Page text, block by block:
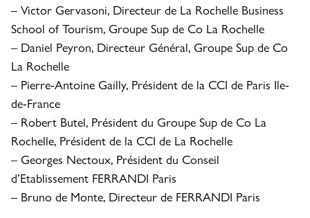
– Victor Gervasoni, Directeur de La Rochelle Business
School of Tourism, Groupe Sup de Co La Rochelle
– Daniel Peyron, Directeur Général, Groupe Sup de Co
La Rochelle
– Pierre-Antoine Gailly, Président de la CCI de Paris Ile-
de-France
– Robert Butel, Président du Groupe Sup de Co La
Rochelle, Président de la CCI de La Rochelle
– Georges Nectoux, Président du Conseil
d’Etablissement FERRANDI Paris
– Bruno de Monte, Directeur de FERRANDI Paris